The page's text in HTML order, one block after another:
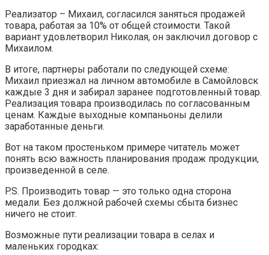
Реализатор – Михаил, согласился заняться продажей
товара, работая за 10% от общей стоимости. Такой
вариант удовлетворил Николая, он заключил договор с
Михаилом.
В итоге, партнеры работали по следующей схеме:
Михаил приезжал на личном автомобиле в Самойловск
каждые 3 дня и забирал заранее подготовленный товар.
Реализация товара производилась по согласованным
ценам. Каждые выходные компаньоны делили
заработанные деньги.
Вот на таком простеньком примере читатель может
понять всю важность планирования продаж продукции,
произведенной в селе.
P.S. Производить товар — это только одна сторона
медали. Без должной рабочей схемы сбыта бизнес
ничего не стоит.
Возможные пути реализации товара в селах и
маленьких городках: